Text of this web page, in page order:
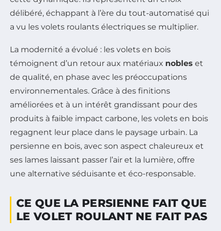
délibéré, échappant à l’ère du tout-automatisé qui
a vu les volets roulants électriques se multiplier.
La modernité a évolué : les volets en bois
témoignent d’un retour aux matériaux nobles et
de qualité, en phase avec les préoccupations
environnementales. Grâce à des finitions
améliorées et à un intérêt grandissant pour des
produits à faible impact carbone, les volets en bois
regagnent leur place dans le paysage urbain. La
persienne en bois, avec son aspect chaleureux et
ses lames laissant passer l’air et la lumière, offre
une alternative séduisante et éco-responsable.
CE QUE LA PERSIENNE FAIT QUE
LE VOLET ROULANT NE FAIT PAS